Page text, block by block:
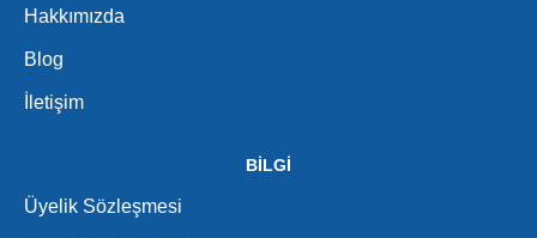
Hakkımızda
Blog
İletişim
BİLGİ
Üyelik Sözleşmesi